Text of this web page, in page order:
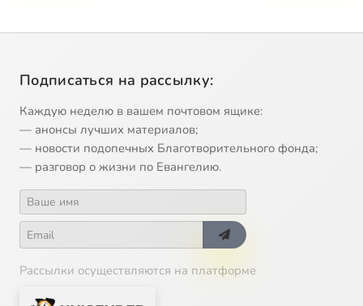
Подписаться на рассылку:
Каждую неделю в вашем почтовом ящике:
— анонсы лучших материалов;
— новости подопечных Благотворительного фонда;
— разговор о жизни по Евангелию.
Рассылки осуществляются на платформе